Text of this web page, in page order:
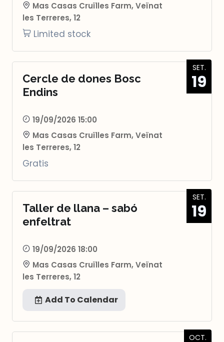
Mas Casas Cruïlles Farm, Veïnat
les Terreres, 12
Limited stock
SET.
19
Cercle de dones Bosc
Endins
19/09/2026 15:00
Mas Casas Cruïlles Farm, Veïnat
les Terreres, 12
Gratis
SET.
19
Taller de llana – sabó
enfeltrat
19/09/2026 18:00
Mas Casas Cruïlles Farm, Veïnat
les Terreres, 12
Add To Calendar
OCT.